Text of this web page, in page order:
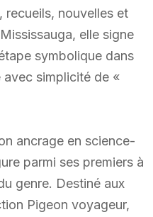
recueils, nouvelles et
elle signe
symbolique dans
avec simplicité de «
ancrage en science-
parmi ses premiers à
genre. Destiné aux
Pigeon voyageur,